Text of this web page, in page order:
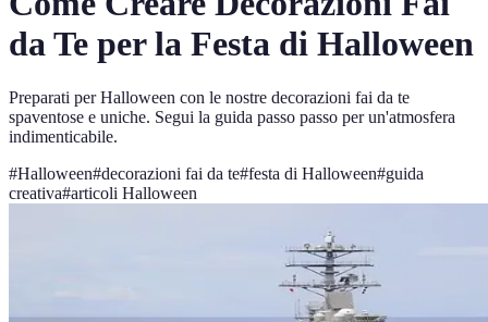
da Te per la Festa di Halloween
Preparati per Halloween con le nostre decorazioni fai da te
spaventose e uniche. Segui la guida passo passo per un'atmosfera
indimenticabile.
#Halloween#decorazioni fai da te#festa di Halloween#guida
creativa#articoli Halloween